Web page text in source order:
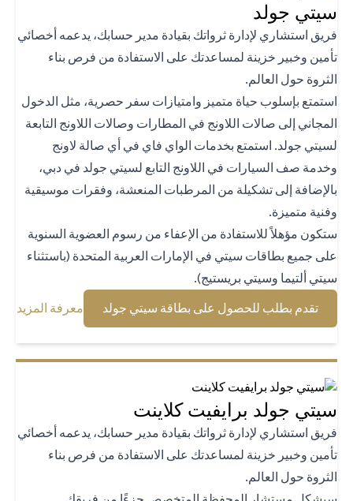
جولد
استشاري لإدارة ثرواتك بقيادة مدير حسابك، يدعمه أخصائي
وخبير خزينة لمساعدتك على الاستفادة من فرص بناء
حول العالم.
بإسلوب حياة متميز وامتيازات سفر حصرية، مثل الدخول
إلى صالات اللاونج في المطارات وصالات اللاونج التابعة
جولد. استمتع بخدمات الواي فاي في أي صالة لاونج
صف السيارات في اللاونج التابع لسيتي جولد في دبي،
إلى تشكيلة من المرطبات المنعشة، وفقرات موسيقية
متميزة.
مؤهلاً للاستفادة من الإعفاء من رسوم العضوية السنوية
جميع بطاقات سيتي في الإمارات العربية المتحدة (باستثناء
ألتيما وسيتي بريستيج).
تقدم بطلب للحصول على بطاقة سيتي جولد (opens in a new tab) معرفة المزيد(opens in a new tab)
جولد برايفيت كلاينت
استشاري لإدارة ثرواتك بقيادة مدير حسابك، يدعمه أخصائي
وخبير خزينة لمساعدتك على الاستفادة من فرص بناء
حول العالم.